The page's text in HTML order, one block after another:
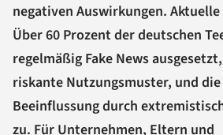
negativen Auswirkungen.
Über 60 Prozent der deutschen
regelmäßig Fake News
riskante Nutzungsmuster, und
Beeinflussung durch
zu. Für Unternehmen, Eltern und